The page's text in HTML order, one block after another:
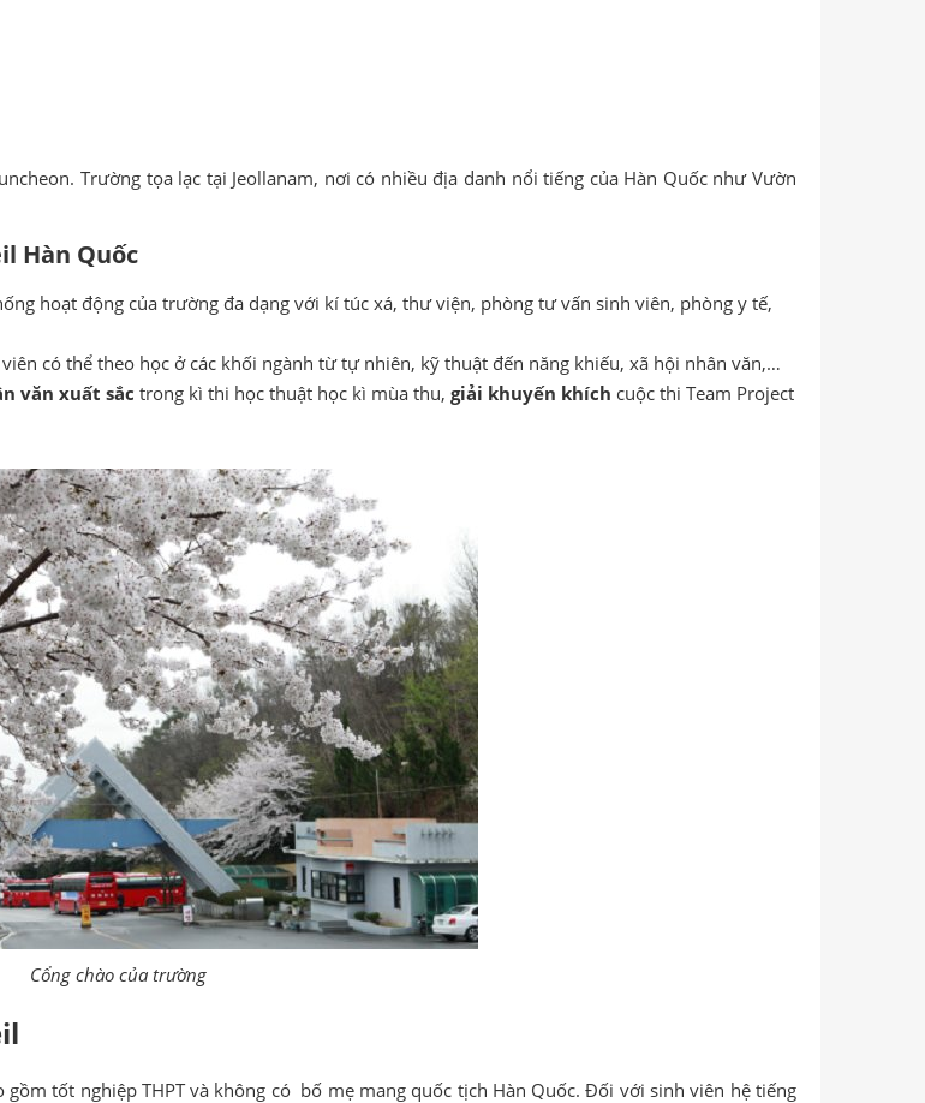
Trường tọa lạc tại Jeollanam, nơi có nhiều địa danh nổi tiếng của Hàn Quốc như Vườn
Hàn Quốc
hoạt động của trường đa dạng với kí túc xá, thư viện, phòng tư vấn sinh viên, phòng y tế,
có thể theo học ở các khối ngành từ tự nhiên, kỹ thuật đến năng khiếu, xã hội nhân văn,…
văn xuất sắc trong kì thi học thuật học kì mùa thu, giải khuyến khích cuộc thi Team Project
Cổng chào của trường
gồm tốt nghiệp THPT và không có bố mẹ mang quốc tịch Hàn Quốc. Đối với sinh viên hệ tiếng